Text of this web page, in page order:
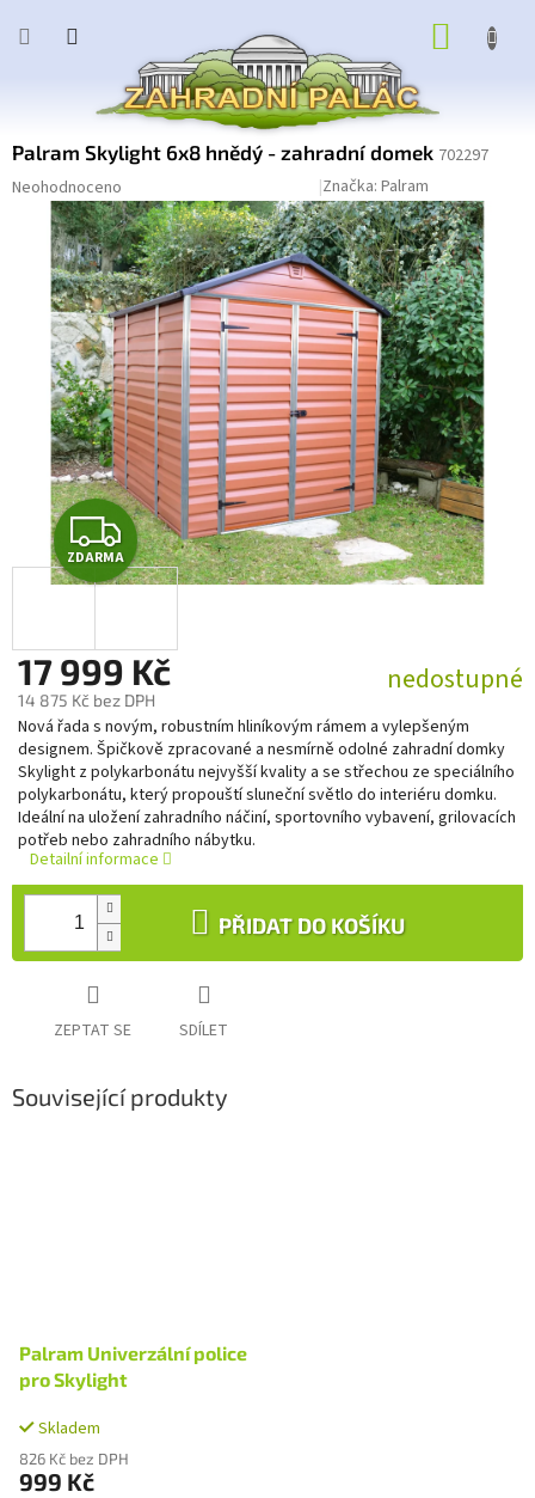
Palram Skylight 6x8 hnědý - zahradní domek 702297
Průměrné
hodnocení
produktu
hvězdiček.
Neohodnoceno Značka: Palram
Z
D
R
M
A
ZDARMA
17 999 Kč
14 875 Kč bez DPH
Měrná
cena:
nedostupné
PŘIDAT DO KOŠÍKU
Nová řada s novým, robustním hliníkovým rámem a vylepšeným
designem. Špičkově zpracované a nesmírně odolné zahradní domky
Skylight z polykarbonátu nejvyšší kvality a se střechou ze speciálního
polykarbonátu, který propouští sluneční světlo do interiéru domku.
Ideální na uložení zahradního náčiní, sportovního vybavení, grilovacích
potřeb nebo zahradního nábytku.
Detailní informace
ZEPTAT SE SDÍLET
Související produkty
Palram Univerzální police
pro Skylight
Skladem
826 Kč bez DPH
999 Kč